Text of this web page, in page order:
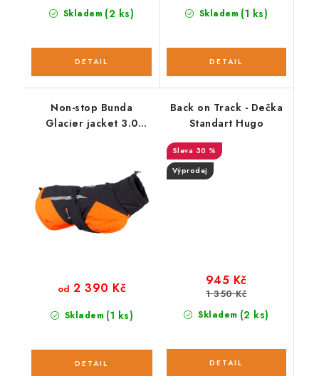
Skladem (2 ks) Skladem (1 ks)
Non-stop Bunda
Glacier jacket 3.0
Skladem (1 ks)
od 2 390 Kč
Back on Track - Dečka
Standart Hugo
30 %
Výprodej
Skladem (2 ks)
945 Kč
1 350 Kč